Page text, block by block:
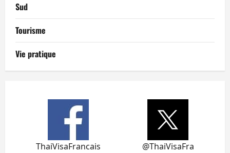
Sud
Tourisme
Vie pratique
ThaiVisaFrancais @ThaiVisaFra